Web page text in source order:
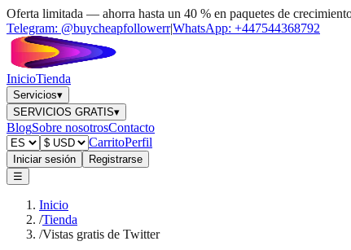
Oferta limitada — ahorra hasta un 40 % en paquetes de
Telegram: @buycheapfollowerr|WhatsApp: +447544368792
InicioTienda
Servicios▾
SERVICIOS GRATIS▾
BlogSobre nosotrosContacto
CarritoPerfil
Iniciar sesión
Registrarse
☰
Inicio
/Tienda
/Vistas gratis de Twitter